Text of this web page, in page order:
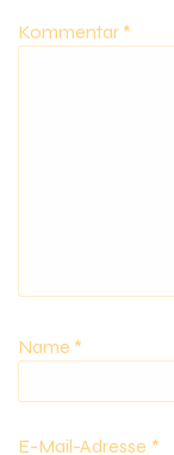
Kommentar *
Name *
E-Mail-Adresse *